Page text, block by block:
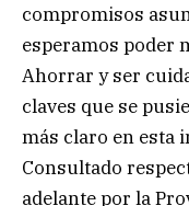
compromisos
esperamos poder
Ahorrar y ser
claves que se
más claro en esta
Consultado
adelante por la